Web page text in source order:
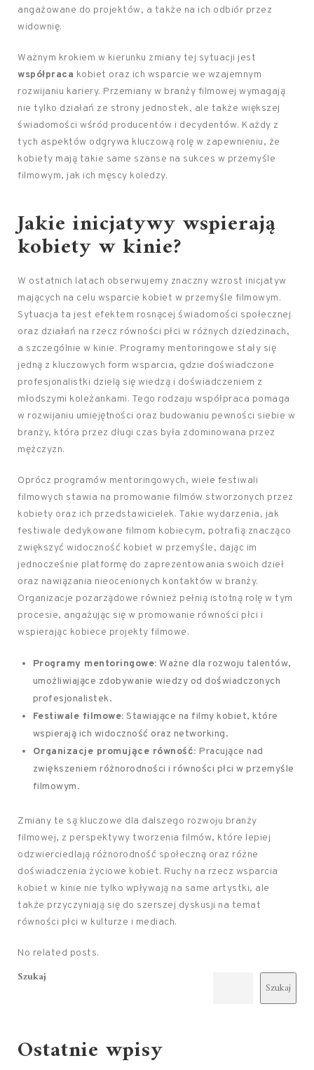
angażowane do projektów, a także na ich odbiór przez
widownię.
Ważnym krokiem w kierunku zmiany tej sytuacji jest
współpraca kobiet oraz ich wsparcie we wzajemnym
rozwijaniu kariery. Przemiany w branży filmowej wymagają
nie tylko działań ze strony jednostek, ale także większej
świadomości wśród producentów i decydentów. Każdy z
tych aspektów odgrywa kluczową rolę w zapewnieniu, że
kobiety mają takie same szanse na sukces w przemyśle
filmowym, jak ich męscy koledzy.
Jakie inicjatywy wspierają
kobiety w kinie?
W ostatnich latach obserwujemy znaczny wzrost inicjatyw
mających na celu wsparcie kobiet w przemyśle filmowym.
Sytuacja ta jest efektem rosnącej świadomości społecznej
oraz działań na rzecz równości płci w różnych dziedzinach,
a szczególnie w kinie. Programy mentoringowe stały się
jedną z kluczowych form wsparcia, gdzie doświadczone
profesjonalistki dzielą się wiedzą i doświadczeniem z
młodszymi koleżankami. Tego rodzaju współpraca pomaga
w rozwijaniu umiejętności oraz budowaniu pewności siebie w
branży, która przez długi czas była zdominowana przez
mężczyzn.
Oprócz programów mentoringowych, wiele festiwali
filmowych stawia na promowanie filmów stworzonych przez
kobiety oraz ich przedstawicielek. Takie wydarzenia, jak
festiwale dedykowane filmom kobiecym, potrafią znacząco
zwiększyć widoczność kobiet w przemyśle, dając im
jednocześnie platformę do zaprezentowania swoich dzieł
oraz nawiązania nieocenionych kontaktów w branży.
Organizacje pozarządowe również pełnią istotną rolę w tym
procesie, angażując się w promowanie równości płci i
wspierając kobiece projekty filmowe.
Programy mentoringowe: Ważne dla rozwoju talentów,
umożliwiające zdobywanie wiedzy od doświadczonych
profesjonalistek.
Festiwale filmowe: Stawiające na filmy kobiet, które
wspierają ich widoczność oraz networking.
Organizacje promujące równość: Pracujące nad
zwiększeniem różnorodności i równości płci w przemyśle
filmowym.
Zmiany te są kluczowe dla dalszego rozwoju branży
filmowej, z perspektywy tworzenia filmów, które lepiej
odzwierciedlają różnorodność społeczną oraz różne
doświadczenia życiowe kobiet. Ruchy na rzecz wsparcia
kobiet w kinie nie tylko wpływają na same artystki, ale
także przyczyniają się do szerszej dyskusji na temat
równości płci w kulturze i mediach.
No related posts.
Szukaj
Szukaj
Ostatnie wpisy